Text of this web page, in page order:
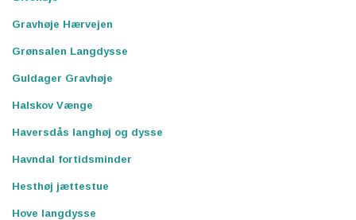
Gravhøje Hærvejen
Grønsalen Langdysse
Guldager Gravhøje
Halskov Vænge
Haversdås langhøj og dysse
Havndal fortidsminder
Hesthøj jættestue
Hove langdysse